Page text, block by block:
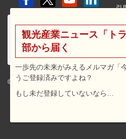
© 2026 travel voice.
引
利
広
観光産業ニュース「ト
部から届く
一歩先の未来がみえるメルマガ「
うご登録済みですよね？
もし未だ登録していないなら…